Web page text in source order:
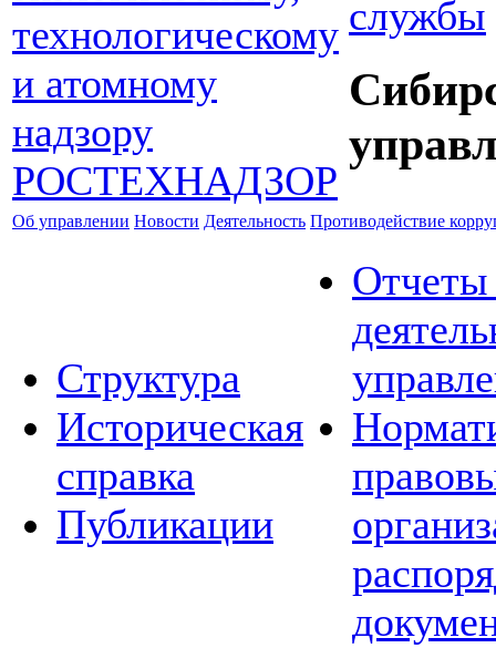
службы
Об управлении Новости Деятельность Противодействие
Структура
Историческая
справка
Публикации
Отчеты